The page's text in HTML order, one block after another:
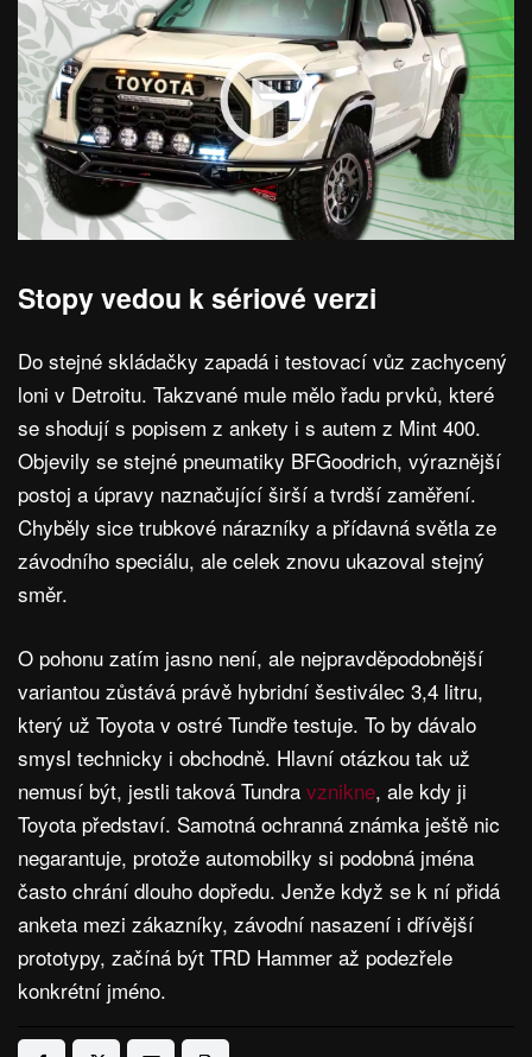
Stopy vedou k sériové verzi
Do stejné skládačky zapadá i testovací vůz zachycený
loni v Detroitu. Takzvané mule mělo řadu prvků, které
se shodují s popisem z ankety i s autem z Mint 400.
Objevily se stejné pneumatiky BFGoodrich, výraznější
postoj a úpravy naznačující širší a tvrdší zaměření.
Chyběly sice trubkové nárazníky a přídavná světla ze
závodního speciálu, ale celek znovu ukazoval stejný
směr.
O pohonu zatím jasno není, ale nejpravděpodobnější
variantou zůstává právě hybridní šestiválec 3,4 litru,
který už Toyota v ostré Tundře testuje. To by dávalo
smysl technicky i obchodně. Hlavní otázkou tak už
nemusí být, jestli taková Tundra vznikne, ale kdy ji
Toyota představí. Samotná ochranná známka ještě nic
negarantuje, protože automobilky si podobná jména
často chrání dlouho dopředu. Jenže když se k ní přidá
anketa mezi zákazníky, závodní nasazení i dřívější
prototypy, začíná být TRD Hammer až podezřele
konkrétní jméno.